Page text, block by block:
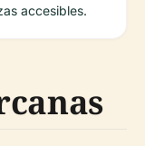
accesibles.